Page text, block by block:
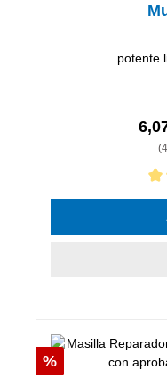
potente
Calificación
Descuento
%